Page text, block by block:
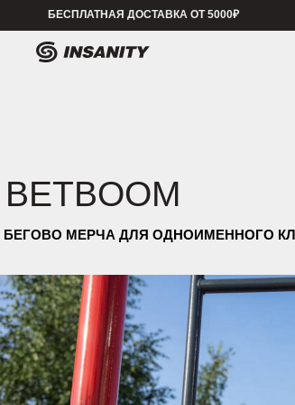
ДОСТАВКА ОТ 5000₽ БЕСПЛАТНАЯ
МЕРЧА ДЛЯ ОДНОИМЕННОГО КЛУБА